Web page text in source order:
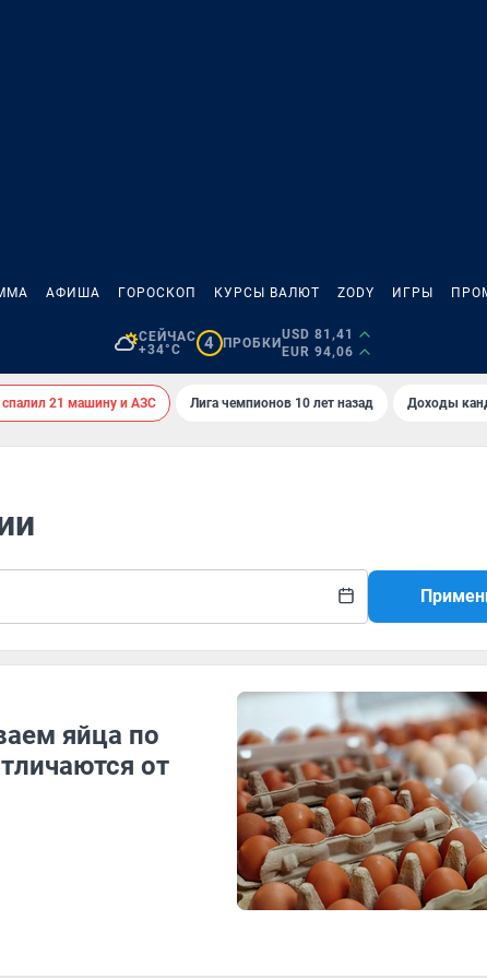
АФИША ГОРОСКОП КУРСЫ ВАЛЮТ ZODY ИГРЫ
СЕЙЧАС
+34°C
4 ПРОБКИ
USD 81,41
EUR 94,06
21 машину и АЗС Лига чемпионов 10 лет назад Доходы
яйца по
от